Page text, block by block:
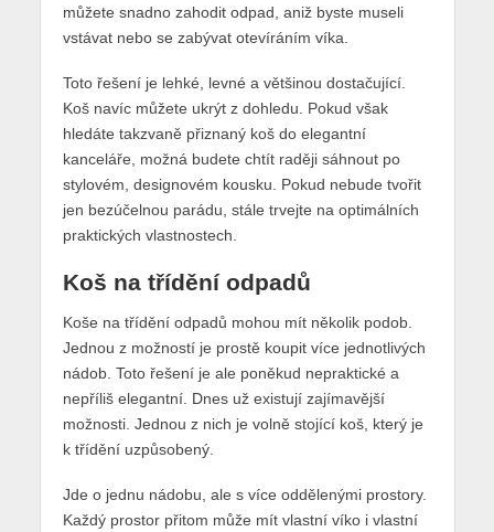
můžete snadno zahodit odpad, aniž byste museli
vstávat nebo se zabývat otevíráním víka.
Toto řešení je lehké, levné a většinou dostačující.
Koš navíc můžete ukrýt z dohledu. Pokud však
hledáte takzvaně přiznaný koš do elegantní
kanceláře, možná budete chtít raději sáhnout po
stylovém, designovém kousku. Pokud nebude tvořit
jen bezúčelnou parádu, stále trvejte na optimálních
praktických vlastnostech.
Koš na třídění odpadů
Koše na třídění odpadů mohou mít několik podob.
Jednou z možností je prostě koupit více jednotlivých
nádob. Toto řešení je ale poněkud nepraktické a
nepříliš elegantní. Dnes už existují zajímavější
možnosti. Jednou z nich je volně stojící koš, který je
k třídění uzpůsobený.
Jde o jednu nádobu, ale s více oddělenými prostory.
Každý prostor přitom může mít vlastní víko i vlastní